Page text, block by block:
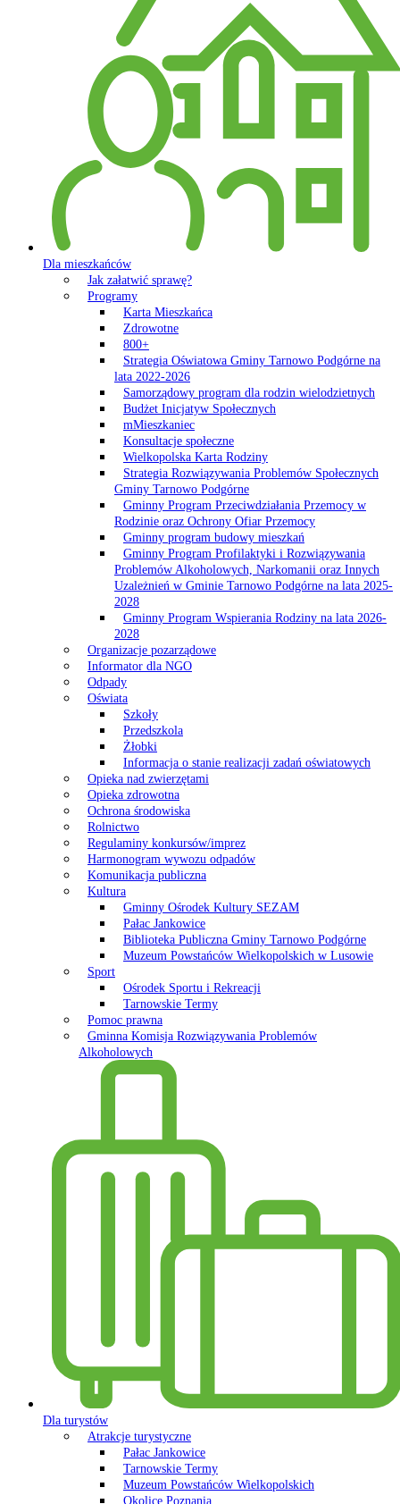
Dla mieszkańców
Jak załatwić sprawę?
Programy
Karta Mieszkańca
Zdrowotne
800+
Strategia Oświatowa Gminy Tarnowo Podgórne na
lata 2022-2026
Samorządowy program dla rodzin wielodzietnych
Budżet Inicjatyw Społecznych
mMieszkaniec
Konsultacje społeczne
Wielkopolska Karta Rodziny
Strategia Rozwiązywania Problemów Społecznych
Gminy Tarnowo Podgórne
Gminny Program Przeciwdziałania Przemocy w
Rodzinie oraz Ochrony Ofiar Przemocy
Gminny program budowy mieszkań
Gminny Program Profilaktyki i Rozwiązywania
Problemów Alkoholowych, Narkomanii oraz Innych
Uzależnień w Gminie Tarnowo Podgórne na lata 2025-
2028
Gminny Program Wspierania Rodziny na lata 2026-
2028
Organizacje pozarządowe
Informator dla NGO
Odpady
Oświata
Szkoły
Przedszkola
Żłobki
Informacja o stanie realizacji zadań oświatowych
Opieka nad zwierzętami
Opieka zdrowotna
Ochrona środowiska
Rolnictwo
Regulaminy konkursów/imprez
Harmonogram wywozu odpadów
Komunikacja publiczna
Kultura
Gminny Ośrodek Kultury SEZAM
Pałac Jankowice
Biblioteka Publiczna Gminy Tarnowo Podgórne
Muzeum Powstańców Wielkopolskich w Lusowie
Sport
Ośrodek Sportu i Rekreacji
Tarnowskie Termy
Pomoc prawna
Gminna Komisja Rozwiązywania Problemów
Alkoholowych
Dla turystów
Atrakcje turystyczne
Pałac Jankowice
Tarnowskie Termy
Muzeum Powstańców Wielkopolskich
Okolice Poznania